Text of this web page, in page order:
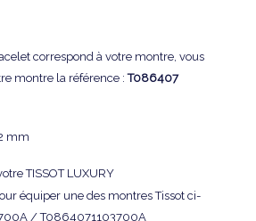
correspond à votre montre, vous
montre la référence :T086407
mm
TISSOT LUXURY
équiper une des montres Tissot ci-
/ T0864071103700A